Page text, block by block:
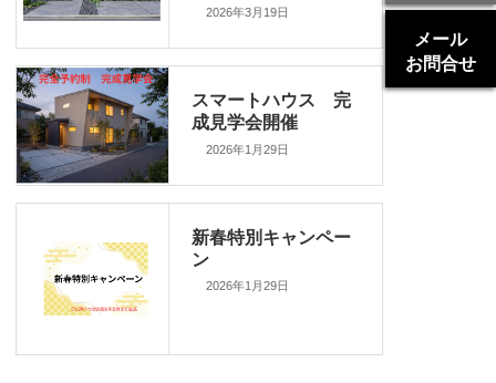
2026年3月19日
スマートハウス 完
成見学会開催
2026年1月29日
新春特別キャンペー
ン
2026年1月29日
メール
お問合せ